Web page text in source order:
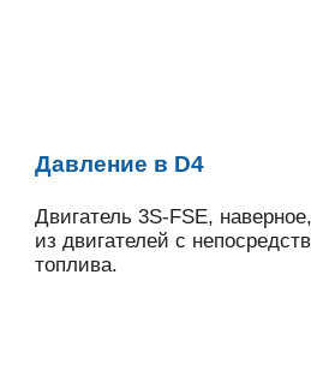
Давление в D4
Двигатель 3S-FSE,
из двигателей с
топлива.